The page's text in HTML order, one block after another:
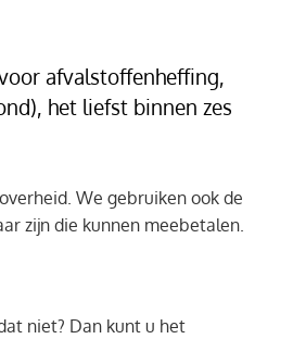
afvalstoffenheffing,
het liefst binnen zes
We gebruiken ook de
zijn die kunnen meebetalen.
niet? Dan kunt u het